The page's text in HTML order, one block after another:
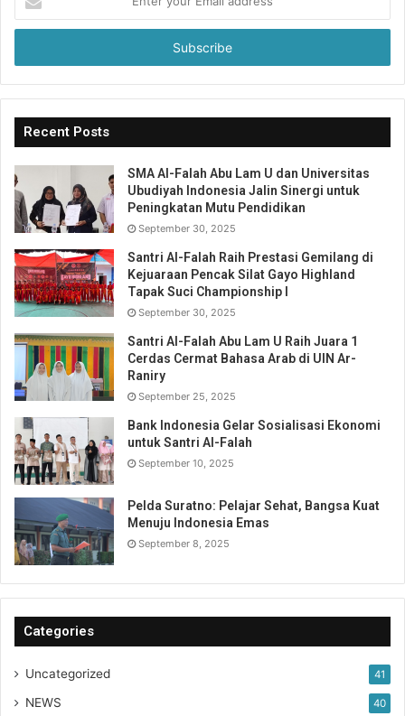
your
Email
Recent Posts
SMA Al-Falah Abu Lam U dan Universitas
Ubudiyah Indonesia Jalin Sinergi untuk
Peningkatan Mutu Pendidikan
September 30, 2025
Santri Al-Falah Raih Prestasi Gemilang di
Kejuaraan Pencak Silat Gayo Highland
Tapak Suci Championship I
September 30, 2025
Santri Al-Falah Abu Lam U Raih Juara 1
Cerdas Cermat Bahasa Arab di UIN Ar-
Raniry
September 25, 2025
Bank Indonesia Gelar Sosialisasi Ekonomi
untuk Santri Al-Falah
September 10, 2025
Pelda Suratno: Pelajar Sehat, Bangsa Kuat
Menuju Indonesia Emas
September 8, 2025
Categories
Uncategorized 41
NEWS 40